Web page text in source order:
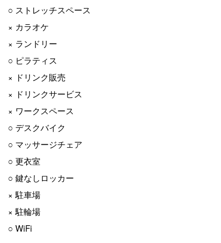
○ ストレッチスペース
× カラオケ
× ランドリー
○ ピラティス
× ドリンク販売
× ドリンクサービス
× ワークスペース
○ デスクバイク
○ マッサージチェア
○ 更衣室
○ 鍵なしロッカー
× 駐車場
× 駐輪場
○ WiFi